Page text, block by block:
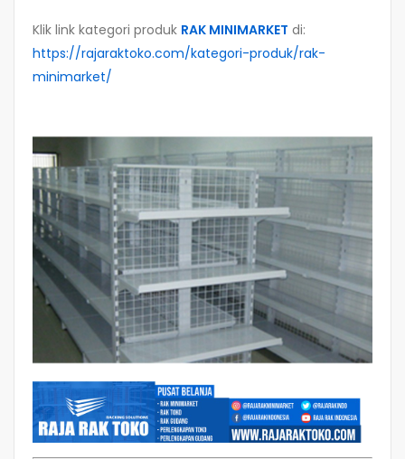
Klik link kategori produk RAK MINIMARKET di:
https://rajaraktoko.com/kategori-produk/rak-
minimarket/